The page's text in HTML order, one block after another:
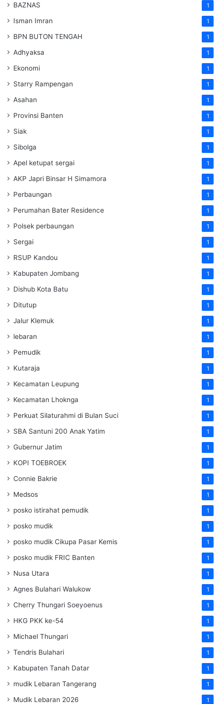
BAZNAS 1
Isman Imran 1
BPN BUTON TENGAH 1
Adhyaksa 1
Ekonomi 1
Starry Rampengan 1
Asahan 1
Provinsi Banten 1
Siak 1
Sibolga 1
Apel ketupat sergai 1
AKP Japri Binsar H Simamora 1
Perbaungan 1
Perumahan Bater Residence 1
Polsek perbaungan 1
Sergai 1
RSUP Kandou 1
Kabupaten Jombang 1
Dishub Kota Batu 1
Ditutup 1
Jalur Klemuk 1
lebaran 1
Pemudik 1
Kutaraja 1
Kecamatan Leupung 1
Kecamatan Lhoknga 1
Perkuat Silaturahmi di Bulan Suci 1
SBA Santuni 200 Anak Yatim 1
Gubernur Jatim 1
KOPI TOEBROEK 1
Connie Bakrie 1
Medsos 1
posko istirahat pemudik 1
posko mudik 1
posko mudik Cikupa Pasar Kemis 1
posko mudik FRIC Banten 1
Nusa Utara 1
Agnes Bulahari Walukow 1
Cherry Thungari Soeyoenus 1
HKG PKK ke-54 1
Michael Thungari 1
Tendris Bulahari 1
Kabupaten Tanah Datar 1
mudik Lebaran Tangerang 1
Mudik Lebaran 2026 1